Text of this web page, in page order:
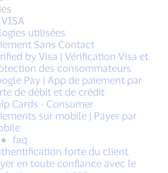
VISA
utilisées
Sans Contact
by Visa | Vérification Visa et
des consommateurs
Pay | App de paiement par
de débit et de crédit
Cards - Consumer
sur mobile | Payer par
faq
forte du client
en toute confiance avec le